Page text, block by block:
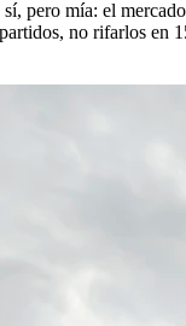
pero mía: el
no rifarlos en